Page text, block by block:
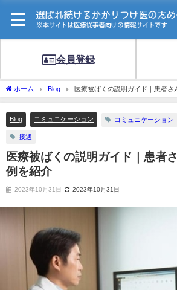
会員登録
ホーム Blog 医療被ばくの説明ガイド｜患者さ
Blog コミュニケーション コミュニケーション
接遇
医療被ばくの説明ガイド｜患者
例を紹介
2023年10月31日 2023年10月31日